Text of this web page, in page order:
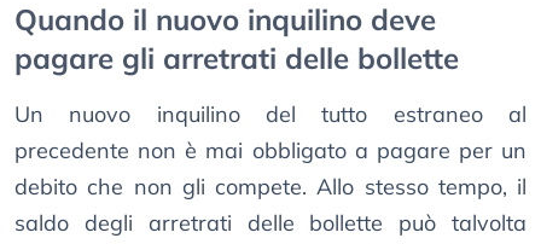
Quando il nuovo inquilino deve
pagare gli arretrati delle bollette
Un nuovo inquilino del tutto estraneo al
precedente non è mai obbligato a pagare per un
debito che non gli compete. Allo stesso tempo, il
saldo degli arretrati delle bollette può talvolta